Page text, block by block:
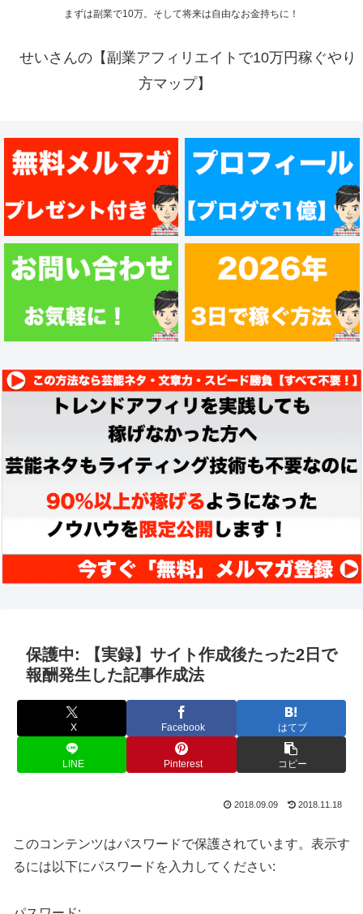
まずは副業で10万。そして将来は自由なお金持ちに！
せいさんの【副業アフィリエイトで10万円稼ぐやり
方マップ】
保護中: 【実録】サイト作成後たった2日で
報酬発生した記事作成法
X Facebook はてブ
LINE Pinterest コピー
2018.09.09 2018.11.18
このコンテンツはパスワードで保護されています。表示す
るには以下にパスワードを入力してください: